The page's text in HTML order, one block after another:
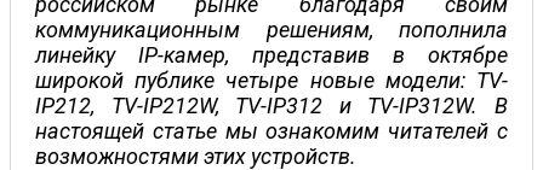
коммуникационным решениям, пополнила
линейку IP-камер, представив в октябре
широкой публике четыре новые модели: TV-
IP212, TV-IP212W, TV-IP312 и TV-IP312W. В
настоящей статье мы ознакомим читателей с
возможностями этих устройств.